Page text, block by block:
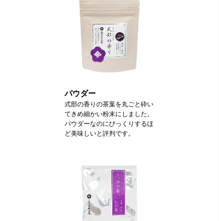
パウダー
式部の香りの茶葉を丸ごと砕い
てきめ細かい粉末にしました。
パウダーなのにびっくりするほ
ど美味しいと評判です。